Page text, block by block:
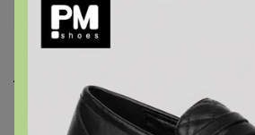
Срок до 14.03.2027
760р
Лютеин с ликопином и бета-
каротином, 60 капс. NS
200г,